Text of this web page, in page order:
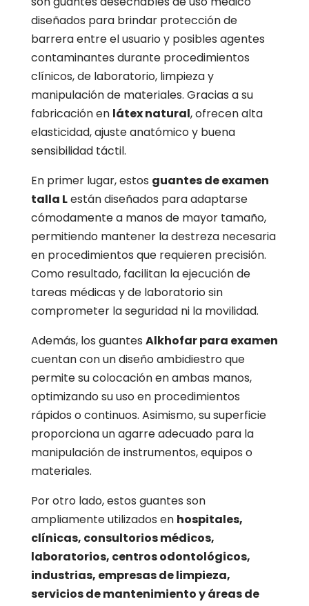
diseñados para brindar protección de
barrera entre el usuario y posibles agentes
contaminantes durante procedimientos
clínicos, de laboratorio, limpieza y
manipulación de materiales. Gracias a su
fabricación en látex natural, ofrecen alta
elasticidad, ajuste anatómico y buena
sensibilidad táctil.
En primer lugar, estos guantes de examen
talla Lestán diseñados para adaptarse
cómodamente a manos de mayor tamaño,
permitiendo mantener la destreza necesaria
en procedimientos que requieren precisión.
Como resultado, facilitan la ejecución de
tareas médicas y de laboratorio sin
comprometer la seguridad ni la movilidad.
Además, los guantes Alkhofar para examen
cuentan con un diseño ambidiestro que
permite su colocación en ambas manos,
optimizando su uso en procedimientos
rápidos o continuos. Asimismo, su superficie
proporciona un agarre adecuado para la
manipulación de instrumentos, equipos o
materiales.
Por otro lado, estos guantes son
ampliamente utilizados en hospitales,
clínicas, consultorios médicos,
laboratorios, centros odontológicos,
industrias, empresas de limpieza,
servicios de mantenimiento y áreas de